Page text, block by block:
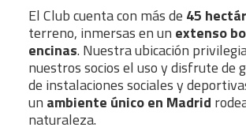
El Club cuenta con más de 45
terreno, inmersas en un extenso
encinas. Nuestra ubicación
nuestros socios el uso y disfrute de
de instalaciones sociales y
un ambiente único en Madrid
naturaleza.